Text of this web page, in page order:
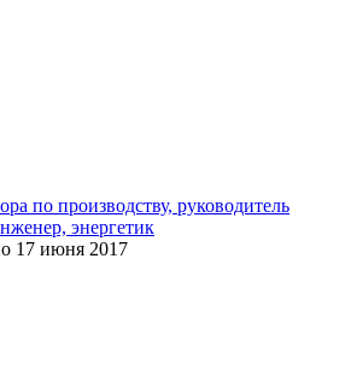
по производству, руководитель
энергетик
17 июня 2017